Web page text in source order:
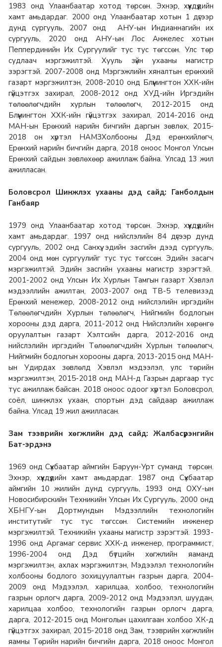
1983 онд Улаанбаатар хотод төрсөн. Эхнэр, хүүхдүүдийн
хамт амьдардаг. 2000 онд Улаанбаатар хотын 1 дүгээр
дунд сургууль, 2007 онд АНУ-ын Индианнагийн их
сургууль, 2020 онд АНУ-ын Лос Анжелес хотын
Пеппердинийн Их Сургуулийг тус тус төгссөн. Улс төр
судлаач мэргэжилтэй. Хууль зүйн ухааны магистр
зэрэгтэй. 2007-2008 онд Мэргэжлийн хяналтын ерөнхий
газарт мэргэжилтэн, 2008-2010 онд Блүүмингтон ХХК-ийн
гүйцэтгэх захирал, 2008-2012 онд ХУД-ийн Иргэдийн
төлөөлөгчдийн хурлын төлөөлөгч, 2012-2015 онд
Блүүмингтон ХХК-ийн гүйцэтгэх захирал, 2014-2016 онд
МАН-ын Ерөнхий нарийн бичгийн даргын зөвлөх, 2015-
2018 он хүртэл НАМЗХолбооны Дэд ерөнхийлөгч,
Ерөнхий нарийн бичгийн дарга, 2018 оноос Монгол Улсын
Ерөнхий сайдын зөвлөхөөр ажиллаж байна. Улсад 13 жил
ажилласан.
Боловсрол Шинжлэх ухааны дэд сайд: Ганболдын
Ганбаяр
1979 онд Улаанбаатар хотод төрсөн. Эхнэр, хүүхдүүдийн
хамт амьдардаг. 1997 онд нийслэлийн 84 дүгээр дунд
сургууль, 2002 онд Санхүү, эдийн засгийн дээд сургууль,
2004 онд мөн сургуулийг тус тус төгссөн. Эдийн засагч
мэргэжилтэй. Эдийн засгийн ухааны магистр зэрэгтэй.
2001-2002 онд Улсын Их Хурлын Тамгын газарт Хэвлэл
мэдээллийн ажилтан, 2003-2007 онд ТВ-5 телевизэд
Ерөнхий менежер, 2008-2012 онд нийслэлийн иргэдийн
Төлөөлөгчдийн Хурлын төлөөлөгч, Нийгмийн бодлогын
хорооны дэд дарга, 2011-2012 онд Нийслэлийн хөрөнгө
оруулалтын газарт Хэлтсийн дарга, 2012-2016 онд
нийслэлийн иргэдийн Төлөөлөгчдийн Хурлын төлөөлөгч,
Нийгмийн бодлогын хорооны дарга, 2013-2015 онд МАН-
ын Удирдах зөвлөлд Хэвлэл мэдээлэл, улс төрийн
мэргэжилтэн, 2015-2018 онд МАН-д Газрын даргаар тус
тус ажиллаж байсан. 2018 оноос одоог хүртэл Боловсрол,
соёл, шинжлэх ухаан, спортын дэд сайдаар ажиллаж
байна. Улсад 19 жил ажилласан.
Зам тээврийн хөгжлийн дэд сайд: Жалбасүрэнгийн
Бат-эрдэнэ
1969 онд Сүхбаатар аймгийн Баруун-Урт суманд төрсөн.
Эхнэр, хүүхдүүдийн хамт амьдардаг. 1987 онд Сүхбаатар
аймгийн 10 жилийн дунд сургууль, 1993 онд ОХУ-ын
Новосибирскийн Техникийн Улсын Их Сургууль, 2000 онд
ХБНГУ-ын Дортмундын Мэдээллийн технологийн
институтийг тус тус төгссөн. Системийн инженер
мэргэжилтэй. Техникийн ухааны магистр зэрэгтэй. 1993-
1996 онд Аргамаг сервис ХХК-д инженер, программист,
1996-2004 онд Дэд бүтцийн хөгжлийн яаманд
мэргэжилтэн, ахлах мэргэжилтэн, Мэдээлэл технологийн
холбооны бодлого зохицуулалтын газрын дарга, 2004-
2009 онд Мэдээлэл, харилцаа, холбоо, технологийн
газрын орлогч дарга, 2009-2012 онд Мэдээлэл, шуудан,
харилцаа холбоо, технологийн газрын орлогч дарга,
дарга, 2012-2015 онд Монголын цахилгаан холбоо ХК-д
гүйцэтгэх захирал, 2015-2018 онд Зам, тээврийн хөгжлийн
яамны Төрийн нарийн бичгийн дарга, 2018 оноос Монгол